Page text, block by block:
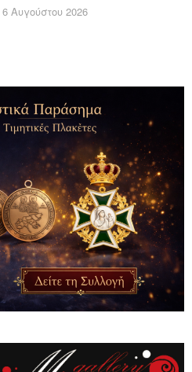
6 Αυγούστου 2026